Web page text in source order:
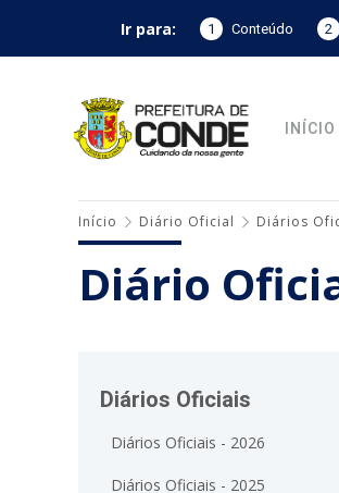
Ir para: 1 Conteúdo 2
INÍCIO
Início Diário Oficial Diários
Diário
Diários Oficiais
Diários Oficiais - 2026
Diários Oficiais - 2025